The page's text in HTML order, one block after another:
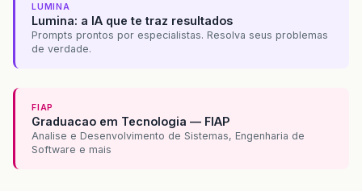
LUMINA
Lumina: a IA que te traz resultados
Prompts prontos por especialistas. Resolva seus problemas
de verdade.
FIAP
Graduacao em Tecnologia — FIAP
Analise e Desenvolvimento de Sistemas, Engenharia de
Software e mais